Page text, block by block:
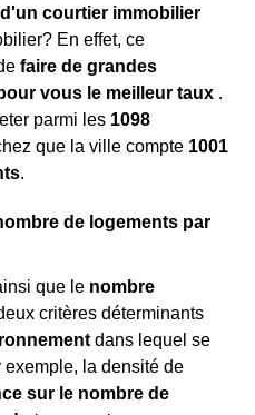
courtier immobilier
En effet, ce
faire de grandes
vous le meilleur taux .
parmi les 1098
que la ville compte 1001
.
de logements par
que le nombre
critères déterminants
dans lequel se
la densité de
sur le nombre de